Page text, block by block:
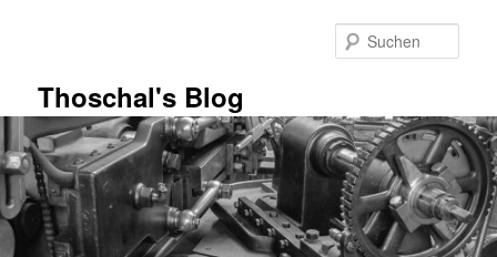
Thoschal's Blog